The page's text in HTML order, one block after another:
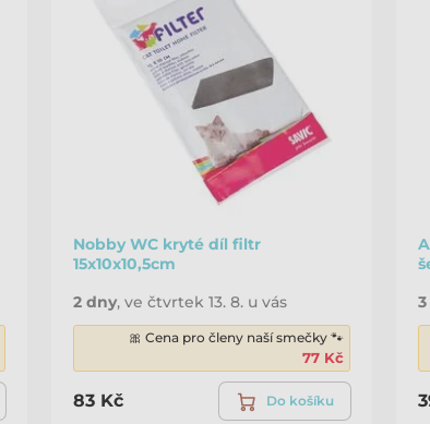
Nobby WC kryté díl filtr
15x10x10,5cm
2 dny, ve čtvrtek 13. 8. u vás
🎀 Cena pro členy naší smečky 🐾
77 Kč
83 Kč Do košíku